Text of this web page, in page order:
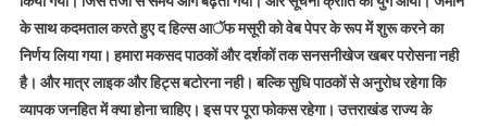
के साथ कदमताल करते हुए द हिल्स आॅफ मसूरी को वेब पेपर के रूप में शुरू करने का
निर्णय लिया गया। हमारा मकसद पाठकों और दर्शकों तक सनसनीखेज खबर परोसना नही
है। और मात्र लाइक और हिट्स बटोरना नही। बल्कि सुधि पाठकों से अनुरोध रहेगा कि
व्यापक जनहित में क्या होना चाहिए। इस पर पूरा फोकस रहेगा। उत्तराखंड राज्य के